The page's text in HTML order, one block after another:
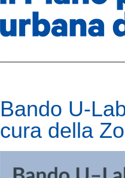
Bando U-
cura della